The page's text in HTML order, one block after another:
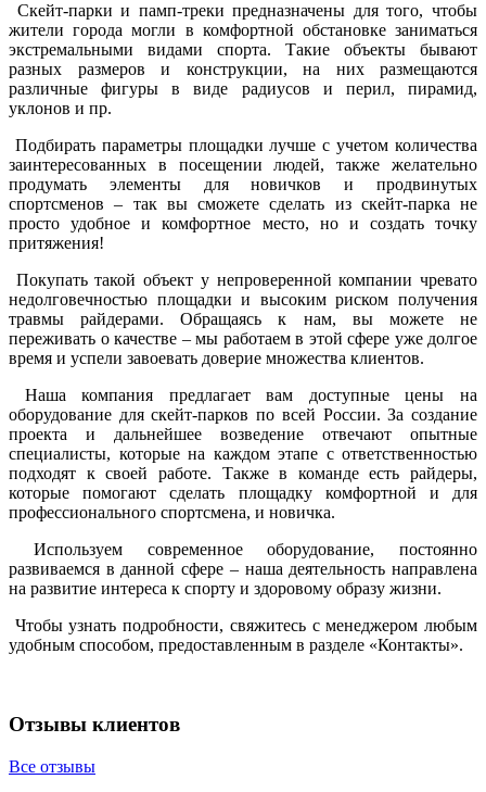
Скейт-парки и памп-треки предназначены для того, чтобы
жители города могли в комфортной обстановке заниматься
экстремальными видами спорта. Такие объекты бывают
разных размеров и конструкции, на них размещаются
различные фигуры в виде радиусов и перил, пирамид,
уклонов и пр.
Подбирать параметры площадки лучше с учетом количества
заинтересованных в посещении людей, также желательно
продумать элементы для новичков и продвинутых
спортсменов – так вы сможете сделать из скейт-парка не
просто удобное и комфортное место, но и создать точку
притяжения!
Покупать такой объект у непроверенной компании чревато
недолговечностью площадки и высоким риском получения
травмы райдерами. Обращаясь к нам, вы можете не
переживать о качестве – мы работаем в этой сфере уже долгое
время и успели завоевать доверие множества клиентов.
Наша компания предлагает вам доступные цены на
оборудование для скейт-парков по всей России. За создание
проекта и дальнейшее возведение отвечают опытные
специалисты, которые на каждом этапе с ответственностью
подходят к своей работе. Также в команде есть райдеры,
которые помогают сделать площадку комфортной и для
профессионального спортсмена, и новичка.
Используем современное оборудование, постоянно
развиваемся в данной сфере – наша деятельность направлена
на развитие интереса к спорту и здоровому образу жизни.
Чтобы узнать подробности, свяжитесь с менеджером любым
удобным способом, предоставленным в разделе «Контакты».
Отзывы клиентов
Все отзывы